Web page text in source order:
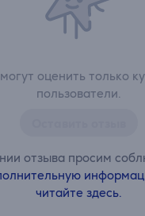
оценить только
пользователи.
отзыва просим
читайте здесь.